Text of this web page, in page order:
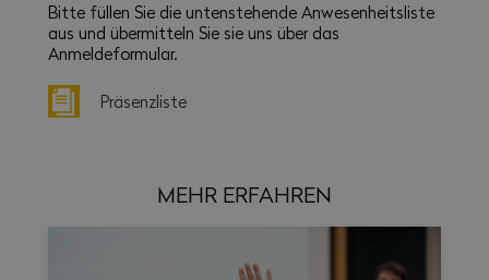
Bitte füllen Sie die untenstehende Anwesenheitsliste
aus und übermitteln Sie sie uns über das
Anmeldeformular.
Präsenzliste
MEHR ERFAHREN